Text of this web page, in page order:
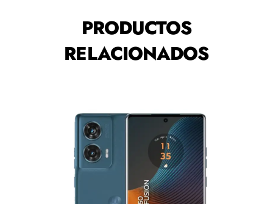
PRODUCTOS
RELACIONADOS